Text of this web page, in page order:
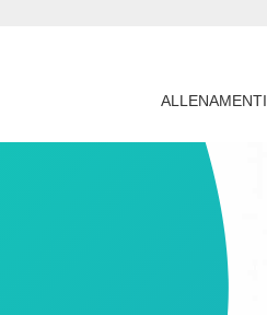
ALLENAMENTI